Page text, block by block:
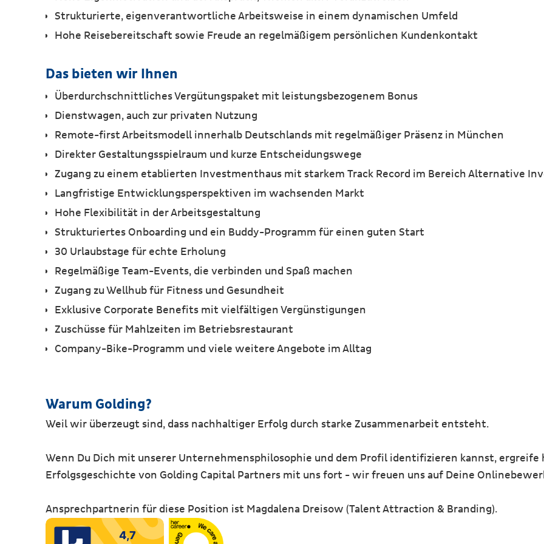
Strukturierte, eigenverantwortliche Arbeitsweise in einem dynamischen Umfeld
Hohe Reisebereitschaft sowie Freude an regelmäßigem persönlichen Kundenkontakt
Das bieten wir Ihnen
Überdurchschnittliches Vergütungspaket mit leistungsbezogenem Bonus
Dienstwagen, auch zur privaten Nutzung
Remote-first Arbeitsmodell innerhalb Deutschlands mit regelmäßiger Präsenz in München
Direkter Gestaltungsspielraum und kurze Entscheidungswege
Zugang zu einem etablierten Investmenthaus mit starkem Track Record im Bereich Alternative
Langfristige Entwicklungsperspektiven im wachsenden Markt
Hohe Flexibilität in der Arbeitsgestaltung
Strukturiertes Onboarding und ein Buddy-Programm für einen guten Start
30 Urlaubstage für echte Erholung
Regelmäßige Team-Events, die verbinden und Spaß machen
Zugang zu Wellhub für Fitness und Gesundheit
Exklusive Corporate Benefits mit vielfältigen Vergünstigungen
Zuschüsse für Mahlzeiten im Betriebsrestaurant
Company-Bike-Programm und viele weitere Angebote im Alltag
Warum Golding?
Weil wir überzeugt sind, dass nachhaltiger Erfolg durch starke Zusammenarbeit entsteht.
Wenn Du Dich mit unserer Unternehmensphilosophie und dem Profil identifizieren kannst, ergreife
Erfolgsgeschichte von Golding Capital Partners mit uns fort - wir freuen uns auf Deine
Ansprechpartnerin für diese Position ist Magdalena Dreisow (Talent Attraction & Branding).